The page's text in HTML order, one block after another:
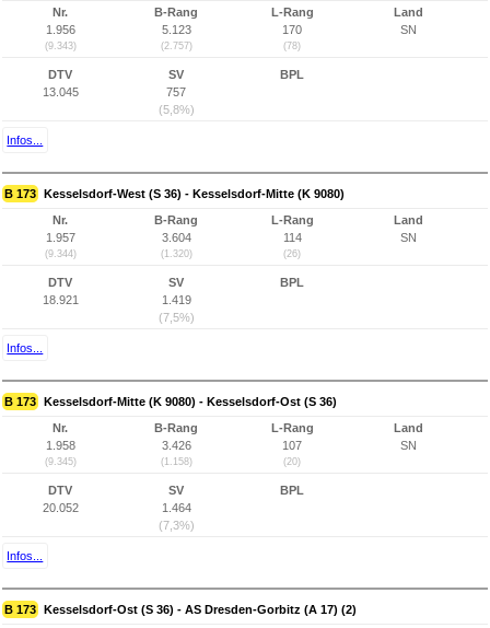
Nr.
1.956
(9.343)
B-Rang
5.123
(2.757)
L-Rang
170
(78)
Land
SN
DTV
13.045
SV
757
(5,8%)
BPL
Infos...
B 173 Kesselsdorf-West (S 36) - Kesselsdorf-Mitte (K 9080)
Nr.
1.957
(9.344)
B-Rang
3.604
(1.320)
L-Rang
114
(26)
Land
SN
DTV
18.921
SV
1.419
(7,5%)
BPL
Infos...
B 173 Kesselsdorf-Mitte (K 9080) - Kesselsdorf-Ost (S 36)
Nr.
1.958
(9.345)
B-Rang
3.426
(1.158)
L-Rang
107
(20)
Land
SN
DTV
20.052
SV
1.464
(7,3%)
BPL
Infos...
B 173 Kesselsdorf-Ost (S 36) - AS Dresden-Gorbitz (A 17) (2)